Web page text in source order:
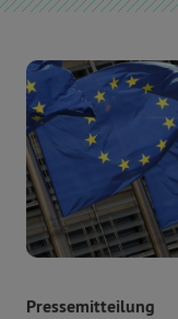
Pressemitteilung